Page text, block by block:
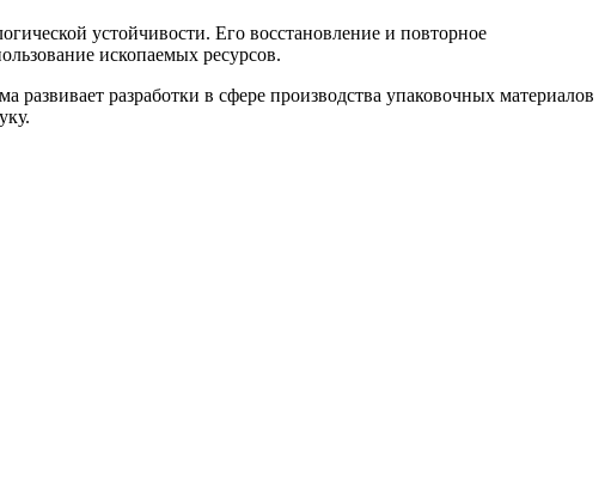
устойчивости. Его восстановление и повторное
ископаемых ресурсов.
разработки в сфере производства упаковочных материалов